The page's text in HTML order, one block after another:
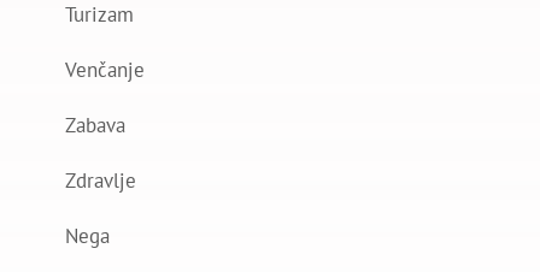
Turizam
Venčanje
Zabava
Zdravlje
Nega